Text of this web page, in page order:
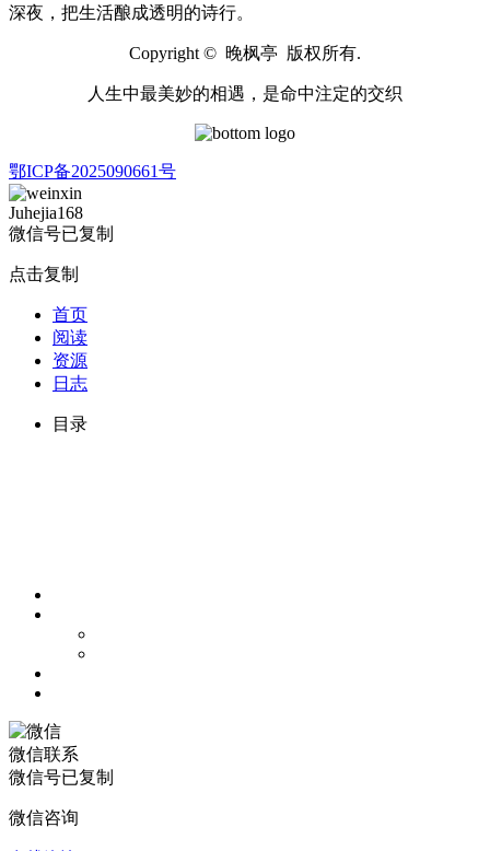
深夜，把生活酿成透明的诗行。
Copyright © 晚枫亭 版权所有.
人生中最美妙的相遇，是命中注定的交织
鄂ICP备2025090661号
Juhejia168
微信号已复制
点击复制
首页
阅读
资源
日志
目录
微信联系
微信号已复制
微信咨询